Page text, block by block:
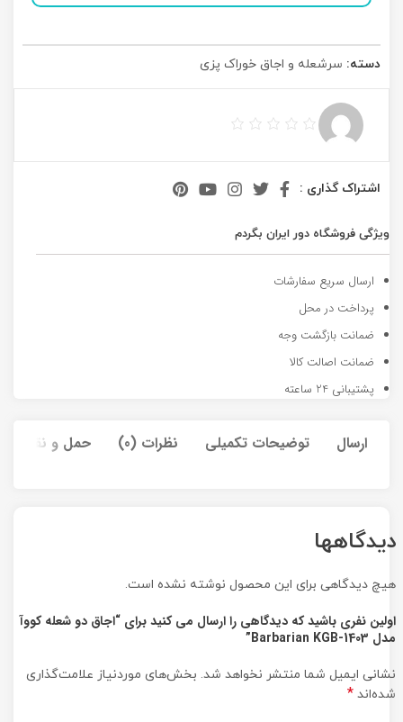
دسته: سرشعله و اجاق خوراک پزی
اشتراک گذاری :
ویژگی فروشگاه دور ایران بگردم
ارسال سریع سفارشات
پرداخت در محل
ضمانت بازگشت وجه
ضمانت اصالت کالا
پشتیبانی 24 ساعته
ارسال توضیحات تکمیلی نظرات (0) حمل و نقل کالا
دیدگاهها
هیچ دیدگاهی برای این محصول نوشته نشده است.
اولین نفری باشید که دیدگاهی را ارسال می کنید برای “اجاق دو شعله کووآ
مدل Barbarian KGB-1403”
نشانی ایمیل شما منتشر نخواهد شد. بخش‌های موردنیاز علامت‌گذاری
شده‌اند *